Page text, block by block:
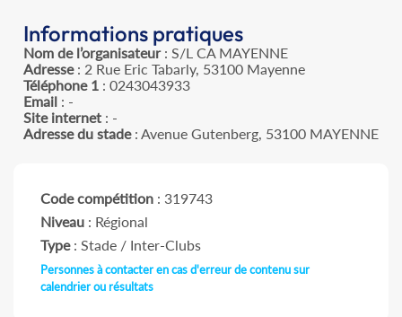
Informations pratiques
Nom de l’organisateur: S/L CA MAYENNE
Adresse: 2 Rue Eric Tabarly, 53100 Mayenne
Téléphone 1 : 0243043933
Email : -
Site internet : -
Adresse du stade: Avenue Gutenberg, 53100 MAYENNE
Code compétition : 319743
Niveau : Régional
Type: Stade / Inter-Clubs
Personnes à contacter en cas d'erreur de contenu sur
calendrier ou résultats